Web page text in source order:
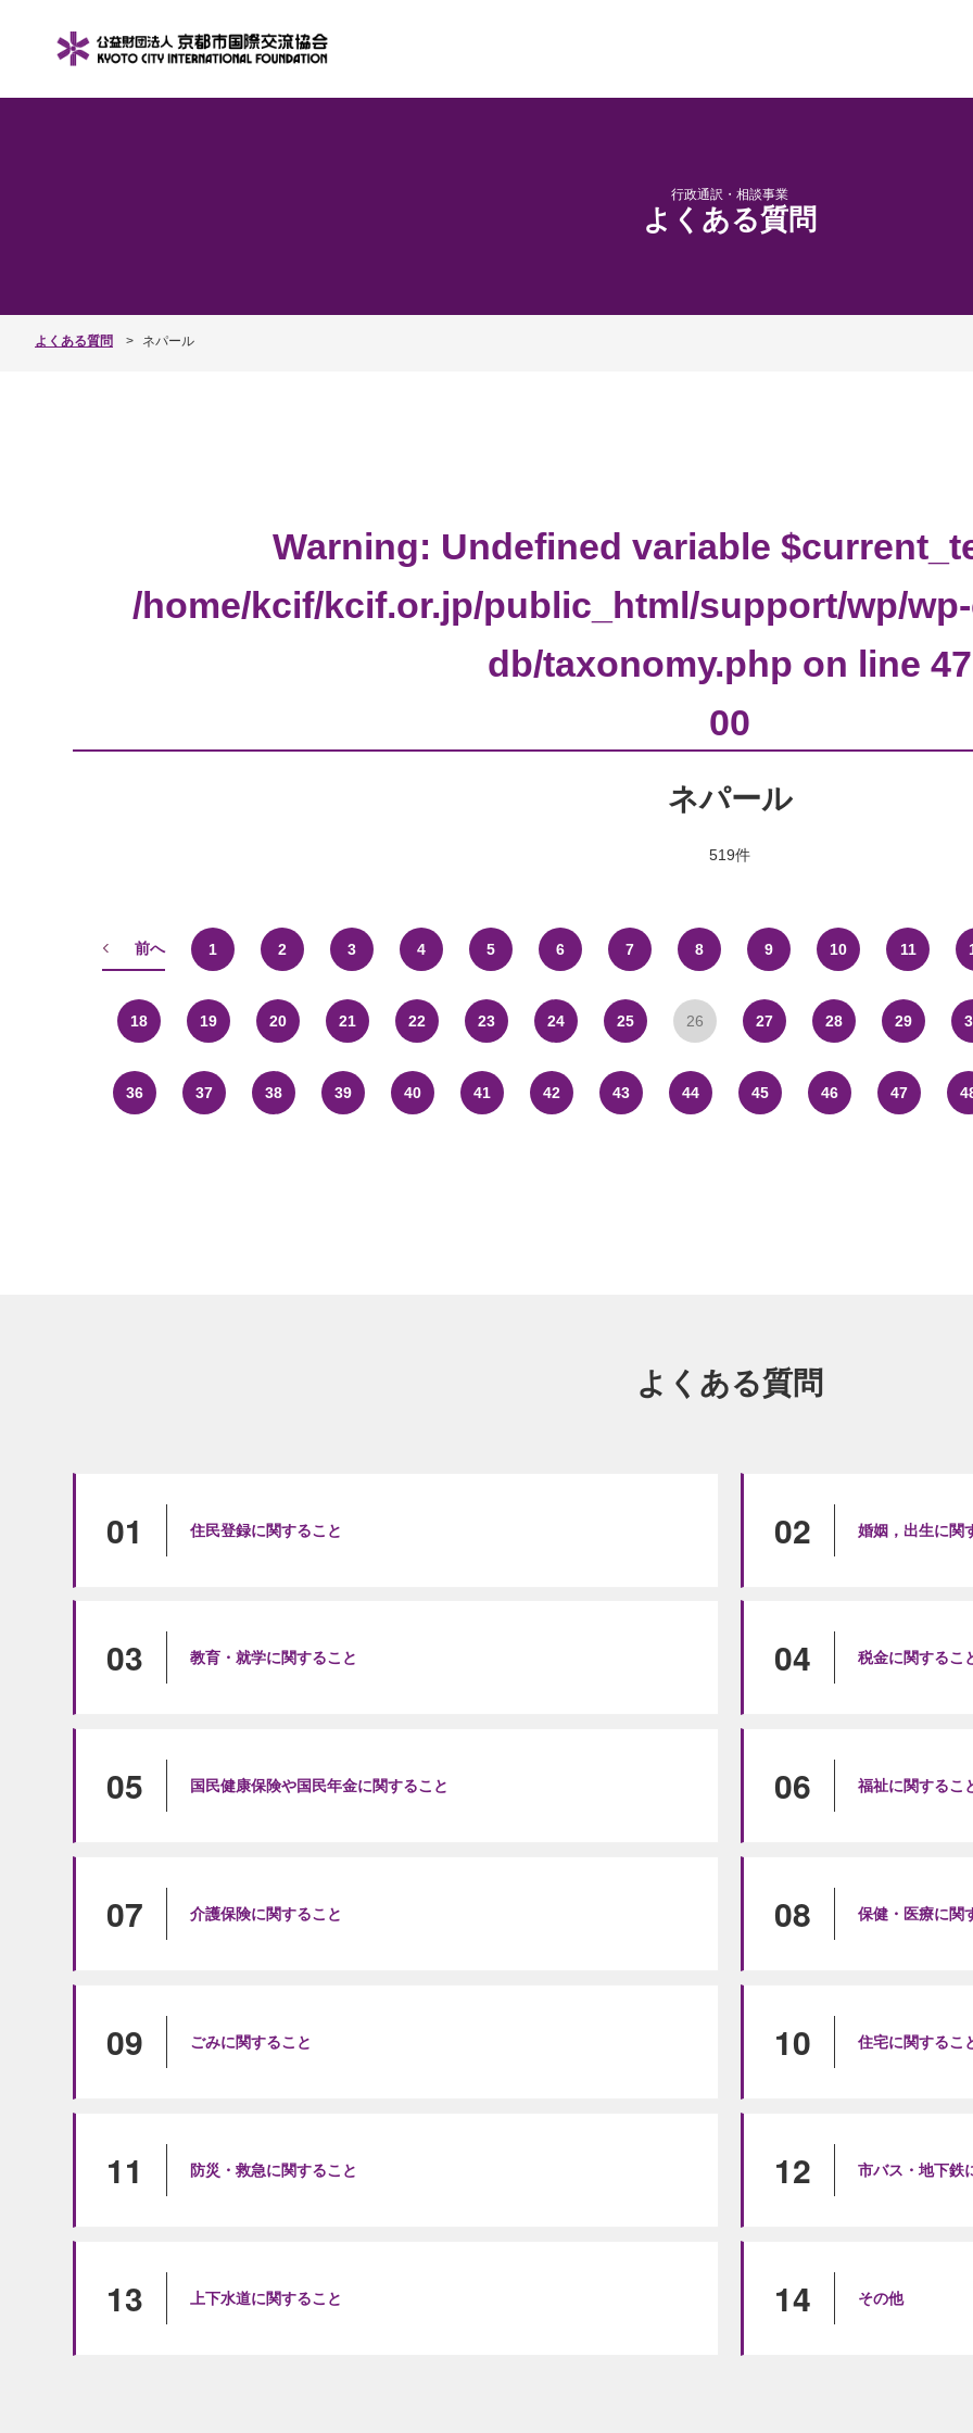
行政通訳・相談事業
よくある質問
よくある質問 ネパール
Warning: Undefined variable
/home/kcif/kcif.or.jp/public_html/support/wp/
db/taxonomy.php on line 47
00
ネパール
519件
前へ 1 2 3 4 5 6 7 8 9 10 11
18 19 20 21 22 23 24 25 26 27 28 29
36 37 38 39 40 41 42 43 44 45 46 47
よくある質問
01 住民登録に関すること 02 婚姻，出生に関
03 教育・就学に関すること 04 税金に関するこ
05 国民健康保険や国民年金に関すること 06 福祉に関するこ
07 介護保険に関すること 08 保健・医療に関
09 ごみに関すること 10 住宅に関するこ
11 防災・救急に関すること 12 市バス・地下鉄
13 上下水道に関すること 14 その他